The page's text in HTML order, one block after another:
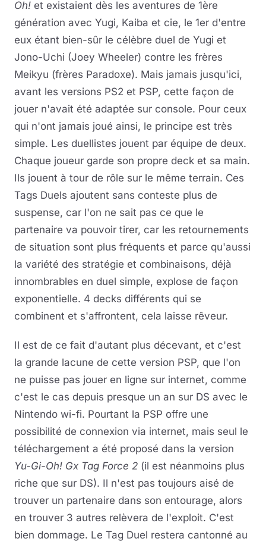
Oh! et existaient dès les aventures de 1ère
génération avec Yugi, Kaiba et cie, le 1er d'entre
eux étant bien-sûr le célèbre duel de Yugi et
Jono-Uchi (Joey Wheeler) contre les frères
Meikyu (frères Paradoxe). Mais jamais jusqu'ici,
avant les versions PS2 et PSP, cette façon de
jouer n'avait été adaptée sur console. Pour ceux
qui n'ont jamais joué ainsi, le principe est très
simple. Les duellistes jouent par équipe de deux.
Chaque joueur garde son propre deck et sa main.
Ils jouent à tour de rôle sur le même terrain. Ces
Tags Duels ajoutent sans conteste plus de
suspense, car l'on ne sait pas ce que le
partenaire va pouvoir tirer, car les retournements
de situation sont plus fréquents et parce qu'aussi
la variété des stratégie et combinaisons, déjà
innombrables en duel simple, explose de façon
exponentielle. 4 decks différents qui se
combinent et s'affrontent, cela laisse rêveur.
Il est de ce fait d'autant plus décevant, et c'est
la grande lacune de cette version PSP, que l'on
ne puisse pas jouer en ligne sur internet, comme
c'est le cas depuis presque un an sur DS avec le
Nintendo wi-fi. Pourtant la PSP offre une
possibilité de connexion via internet, mais seul le
téléchargement a été proposé dans la version
Yu-Gi-Oh! Gx Tag Force 2 (il est néanmoins plus
riche que sur DS). Il n'est pas toujours aisé de
trouver un partenaire dans son entourage, alors
en trouver 3 autres relèvera de l'exploit. C'est
bien dommage. Le Tag Duel restera cantonné au